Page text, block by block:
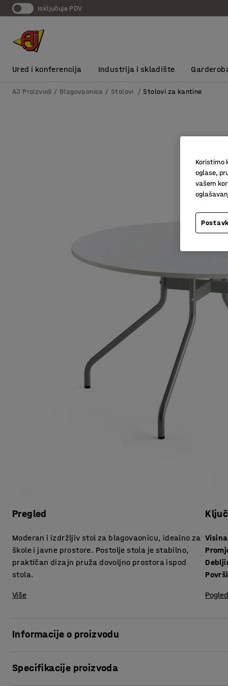
Isključuje PDV
Ured i konferencija Industrija i skladište
AJ Proizvodi Blagovaonica Stolovi Stolovi za kantine
Pregled
Moderan i izdržljiv stol za blagovaonicu, idealno za
škole i javne prostore. Postolje stola je stabilno,
praktičan dizajn pruža dovoljno prostora ispod
stola.
Više
Visina
Informacije o proizvodu
Specifikacije proizvoda
Koristimo
oglase,
vašem